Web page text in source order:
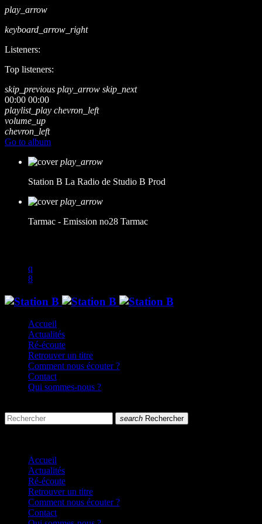
play_arrow
keyboard_arrow_right
Listeners:
Top listeners:
skip_previous play_arrow skip_next
00:00 00:00
playlist_play chevron_left
volume_up
chevron_left
Go to album
play_arrow
Station B La Radio de Studio B Prod
play_arrow
Tarmac - Emission no28 Tarmac
Accueil
Actualités
Ré-écoute
Retrouver un titre
Comment nous écouter ?
Contact
Qui sommes-nous ?
search Rechercher
Accueil
Actualités
Ré-écoute
Retrouver un titre
Comment nous écouter ?
Contact